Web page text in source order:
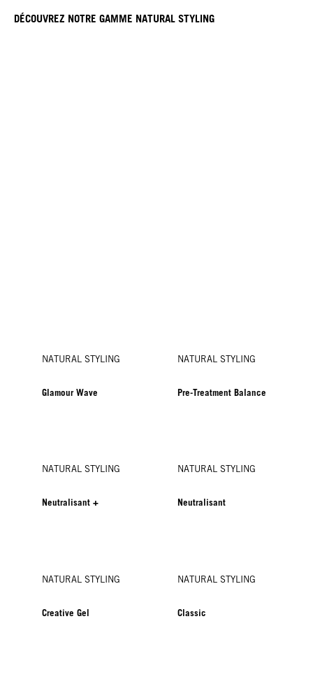
DÉCOUVREZ NOTRE GAMME NATURAL STYLING
NATURAL STYLING
Glamour Wave
NATURAL STYLING
Pre-Treatment Balance
NATURAL STYLING
Neutralisant +
NATURAL STYLING
Neutralisant
NATURAL STYLING
Creative Gel
NATURAL STYLING
Classic